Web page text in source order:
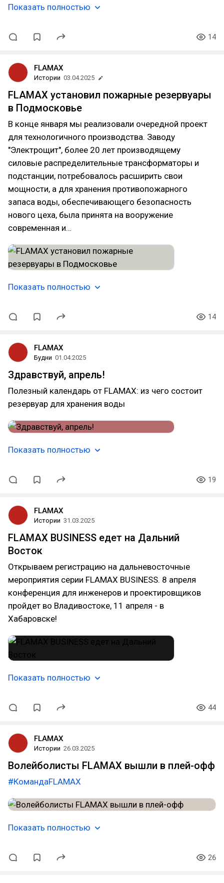
Показать полностью
14
FLAMAX
Истории 03.04.2025
FLAMAX установил пожарные резервуары
в Подмосковье
В конце января мы реализовали очередной проект
для технологичного производства. Заводу
"Электрощит", более 20 лет производящему
силовые распределительные трансформаторы и
подстанции, потребовалось расширить свои
мощности, а для хранения противопожарного
запаса воды, обеспечивающего безопасность
нового цеха, была принята на вооружение
современная и…
Показать полностью
14
FLAMAX
Будни 01.04.2025
Здравствуй, апрель!
Полезный календарь от FLAMAX: из чего состоит
резервуар для хранения воды
Показать полностью
19
FLAMAX
Истории 31.03.2025
FLAMAX BUSINESS едет на Дальний
Восток
Открываем регистрацию на дальневосточные
мероприятия серии FLAMAX BUSINESS. 8 апреля
конференция для инженеров и проектировщиков
пройдет во Владивостоке, 11 апреля - в
Хабаровске!
Показать полностью
44
FLAMAX
Истории 26.03.2025
Волейболисты FLAMAX вышли в плей-офф
#КомандаFLAMAX
Показать полностью
26